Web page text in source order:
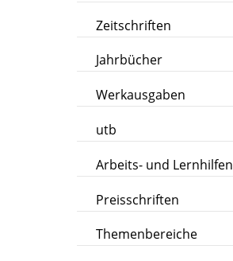
Zeitschriften
Jahrbücher
Werkausgaben
utb
Arbeits- und Lernhilfen
Preisschriften
Themenbereiche